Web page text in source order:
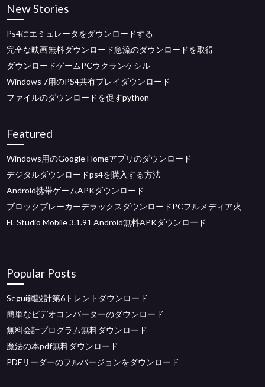
New Stories
Ps4にエミュレータをダウンロードする
完全な映画無料ダウンロード急流のダウンロードを取得
ダウンロードゲームPCウクランケシル
Windows 7用のPS4共有プレイダウンロード
ファイルのダウンロードを促すpython
Featured
Windows用のGoogle Homeアプリのダウンロード
デジタルダウンロードps4を購入する方法
Android携帯ゲームAPKダウンロード
ブロックブレーカーデラックスダウンロードPCフルメディア火
FL Studio Mobile 3.1.91 Android無料APKダウンロード
Popular Posts
Segui鋼設計第6トレントダウンロード
簡単なビデオコンバーターのダウンロード
無料会計プログラム無料ダウンロード
魔法の本pdf無料ダウンロード
PDFリーダーのフルバージョンをダウンロード